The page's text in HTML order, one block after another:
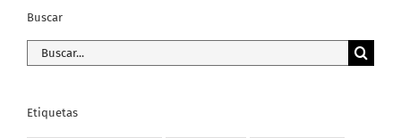
Buscar
Buscar:
Etiquetas